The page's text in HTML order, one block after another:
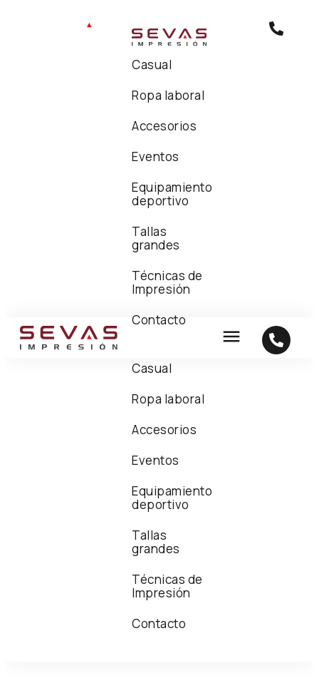
Casual
Ropa laboral
Accesorios
Eventos
Equipamiento
deportivo
Tallas
grandes
Técnicas de
Impresión
Contacto
Casual
Ropa laboral
Accesorios
Eventos
Equipamiento
deportivo
Tallas
grandes
Técnicas de
Impresión
Contacto